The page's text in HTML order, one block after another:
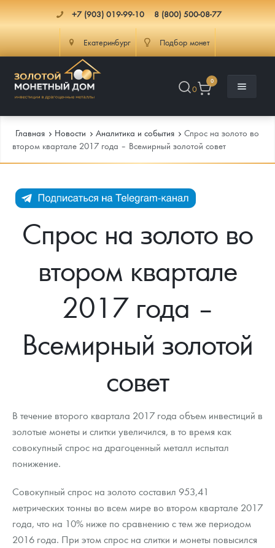
+7 (903) 019-99-10 8 (800) 500-08-77
Екатеринбург Подбор монет
0
0
Каталог Монет
Инвестиционные монеты
Памятные монеты России и СССР
Монеты Царской России
Монеты стран мира после 1950г
Георгий Победоносец
Золотой червонец Сеятель
Гарри Поттер
Год Лошади
Жетоны "Необыкновенные обитатели глубин"
Ювелирные изделия
Инфо
Как сделать заказ
Выкуп монет
Памятка для работы с монетами из драгметаллов
Условия возврата
Монеты
Политика использования Cookies
Положение по обработке и защите персональных данных
Доставка
Распродажа монет и жетонов
Аналитика и события
Итоги 2025 года. Прогноз курсов золота, серебра, платины на
2026 год
Cтатьи
Курс золота и серебра
Контакты
Письмо директору
Пресс-служба
Главная Новости Аналитика и события
Спрос на золото во
втором квартале 2017 года – Всемирный золотой совет
Спрос на золото во
втором квартале
2017 года –
Всемирный золотой
совет
В течение второго квартала 2017 года объем инвестиций в
золотые монеты и слитки увеличился, в то время как
совокупный спрос на драгоценный металл испытал
понижение.
Совокупный спрос на золото составил 953,41
метрических тонны во всем мире во втором квартале 2017
года, что на 10% ниже по сравнению с тем же периодом
2016 года. При этом спрос на слитки и монеты повысился